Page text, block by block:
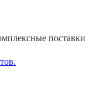
поставки